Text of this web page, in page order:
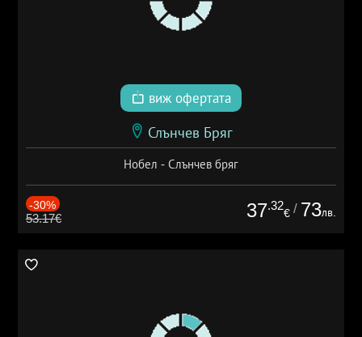
виж офертата
Слънчев Бряг
Нобел - Слънчев бряг
-30%
53.17€ 37.32
€ / 73лв.